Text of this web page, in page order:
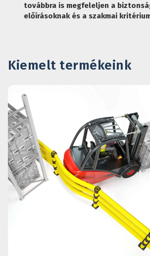
továbbra is megfeleljen a
előírásoknak és a szakmai
Kiemelt termékeink